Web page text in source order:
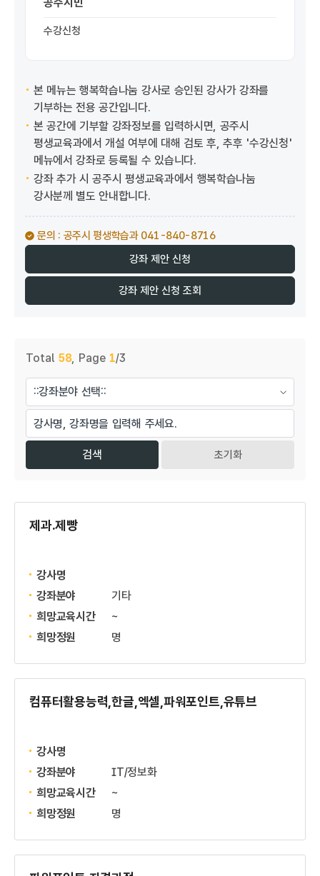
수강신청
본 메뉴는 행복학습나눔 강사로 승인된 강사가 강좌를
기부하는 전용 공간입니다.
본 공간에 기부할 강좌정보를 입력하시면, 공주시
평생교육과에서 개설 여부에 대해 검토 후, 추후 '수강신청'
메뉴에서 강좌로 등록될 수 있습니다.
강좌 추가 시 공주시 평생교육과에서 행복학습나눔
강사분께 별도 안내합니다.
문의 : 공주시 평생학습과 041-840-8716
강좌 제안 신청
강좌 제안 신청 조회
Total 58, Page 1/3
초기화
제과.제빵
강사명
강좌분야
기타
희망교육시간
~
희망정원
명
컴퓨터활용능력,한글,엑셀,파워포인트,유튜브
강사명
강좌분야
IT/정보화
희망교육시간
~
희망정원
명